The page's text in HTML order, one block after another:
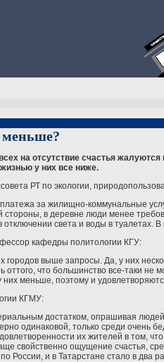
меньше?
на отсутствие счастья
у них все ниже.
РТ по экологии,
за жилищно-коммунальные
стороны, в деревне люди менее
света и воды в
кафедры политологии КГУ:
городов выше запросы. Да, у них
оттого, что большинство все-таки
них меньше, поэтому и
КГМУ:
достатком, опрашивая
одинаковой, только среди
их жителей в том,
свойственно ощущение счастья,
России, и в Татарстане стало в два